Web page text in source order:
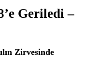
Geriledi –
Zirvesinde